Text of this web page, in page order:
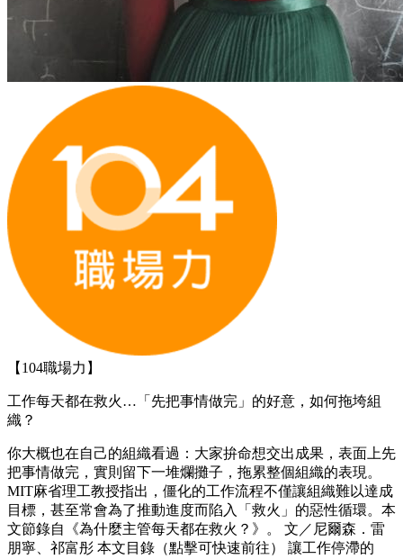
【104職場力】
工作每天都在救火…「先把事情做完」的好意，如何拖垮組
織？
你大概也在自己的組織看過：大家拚命想交出成果，表面上先
把事情做完，實則留下一堆爛攤子，拖累整個組織的表現。
MIT麻省理工教授指出，僵化的工作流程不僅讓組織難以達成
目標，甚至常會為了推動進度而陷入「救火」的惡性循環。本
文節錄自《為什麼主管每天都在救火？》。 文／尼爾森．雷
朋寧、祁富彤 本文目錄（點擊可快速前往） 讓工作停滯的